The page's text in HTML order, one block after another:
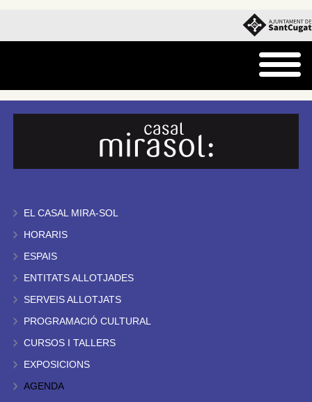
EL CASAL MIRA-SOL
HORARIS
ESPAIS
ENTITATS ALLOTJADES
SERVEIS ALLOTJATS
PROGRAMACIÓ CULTURAL
CURSOS I TALLERS
EXPOSICIONS
AGENDA